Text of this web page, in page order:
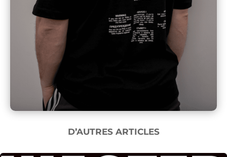
D’AUTRES ARTICLES